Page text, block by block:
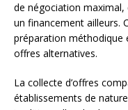
de négociation
un financement ailleurs.
préparation méthodique
offres alternatives.
La collecte d’offres
établissements de